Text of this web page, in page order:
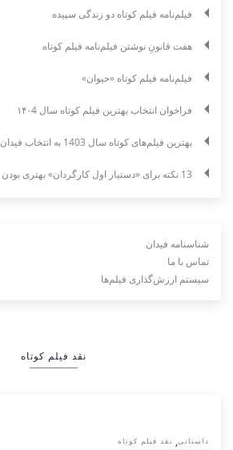
فیلم‌نامه فیلم کوتاه دو زندگی سپیده
هفت قانونِ نوشتن فیلم‌نامه فیلم کوتاه
فیلم‌نامه فیلم کوتاه «حیوان»
فراخوان انتخاب بهترین فیلم کوتاه سال ۱۴۰4
بهترین فیلم‌های کوتاه سال 1403 به انتخاب فیدان
13 نکته برای «دستیار اول کارگردان» بهتری بودن
شناسنامه فیدان
تماس با ما
سیستم ارزش‌گذاری فیلم‌ها
نقد فیلم کوتاه
داستانی, نقد فیلم کوتاه